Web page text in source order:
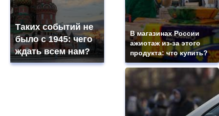
Таких событий не
было с 1945: чего
ждать всем нам?
В магазинах России
ажиотаж из-за этого
продукта: что купить?